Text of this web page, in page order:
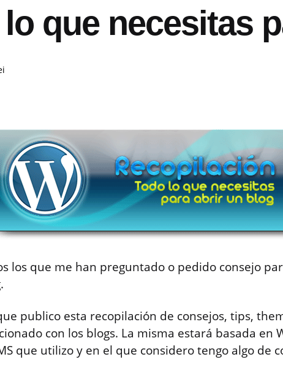
que necesitas
los que me han preguntado o pedido consejo
publico esta recopilación de consejos, tips,
con los blogs. La misma estará basada en
que utilizo y en el que considero tengo algo de